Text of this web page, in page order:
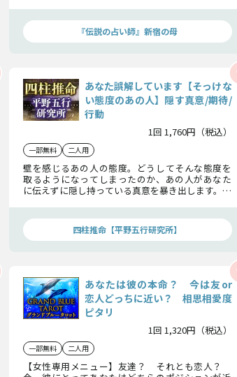
『伝説の占い師』新宿の母
あなた誤解しています【そっけな
い態度のあの人】隠す真意/期待/
行動
1回 1,760円（税込）
一部無料 二人用
壁を感じるあの人の態度。どうしてそんな態度を
取るようになってしまったのか、あの人があなた
に伝えずに隠し持っている真意を暴き出します。あ
四柱推命【平野五行研究所】
あなたは彼の本命？ 今は友or
恋人どっちに近い？ 相思相愛度
ピタリ
1回 1,320円（税込）
一部無料 二人用
【女性専用メニュー】友達？ それとも恋人？